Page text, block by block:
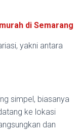
di Semarang
yakni antara
simpel, biasanya
ke lokasi
dan